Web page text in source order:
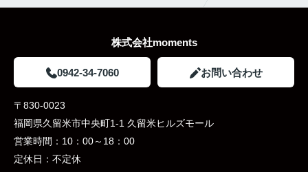
株式会社moments
0942-34-7060 お問い合わせ
〒830-0023
福岡県久留米市中央町1-1 久留米ヒルズモール
営業時間： 10：00～18：00
定休日： 不定休